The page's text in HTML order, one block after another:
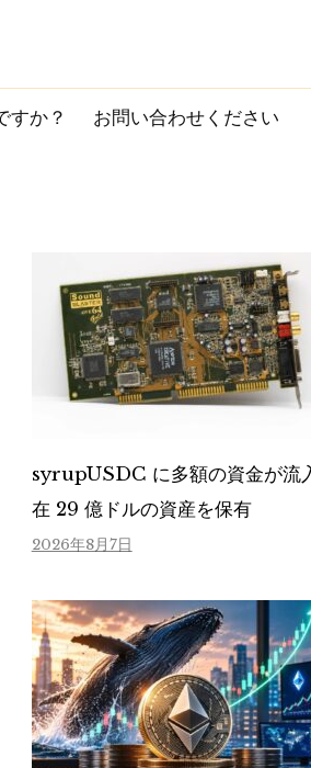
すか？ お問い合わせください
syrupUSDC に多額の資金が流
在 29 億ドルの資産を保有
2026年8月7日